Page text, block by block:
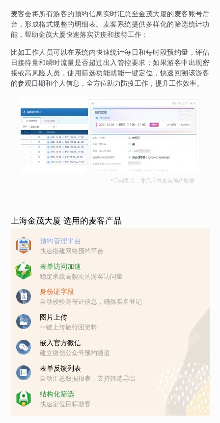
麦客会将所有游客的预约信息实时汇总至金茂大厦的麦客账号后
台，形成格式规整的明细表。麦客系统提供多样化的筛选统计功
能，帮助金茂大厦快速落实防疫和接待工作：
比如工作人员可以在系统内快速统计每日和每时段预约量，评估
日接待量和瞬时流量是否超过出入管控要求；如果游客中出现密
接或高风险人员，使用筛选功能就能一键定位，快速回溯该游客
的参观日期和个人信息，全方位助力防疫工作，提升工作效率。
*示例图片，非品牌方真实预约数据
上海金茂大厦 选用的麦客产品
预约管理平台
快速搭建网络预约平台
表单访问加速
稳定承载高频次的游客访问量
身份证字段
自动校验身份证信息，确保实名登记
图片上传
一键上传旅行团资料
嵌入官方微信
建立微信公众号预约通道
表单反馈列表
自动汇总数据报表，支持筛选导出
结构化筛选
快速定位目标游客